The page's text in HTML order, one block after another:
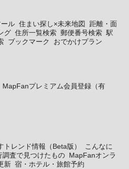
ル 住まい探し×未来地図
距離・面
グ 住所一覧検索 郵便番号検索 駅
ブックマーク おでかけプラン
MapFanプレミアム会員登録（有
トレンド情報（Beta版）
こんなに
調査で見つけたもの MapFanオンラ
新 宿・ホテル・旅館予約